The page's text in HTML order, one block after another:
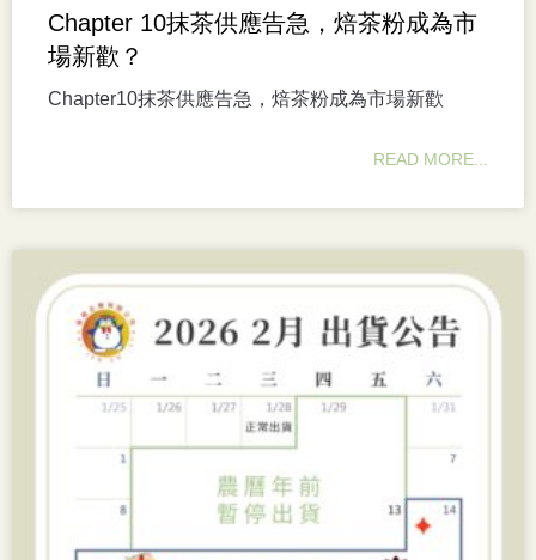
Chapter 10抹茶供應告急，焙茶粉成為市
場新歡？
Chapter10抹茶供應告急，焙茶粉成為市場新歡
READ MORE...